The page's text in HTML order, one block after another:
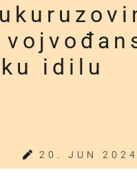
idilu
20. JUN